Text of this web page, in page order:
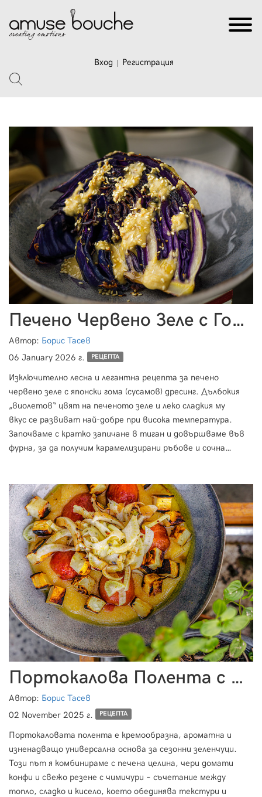
Вход Регистрация
Печено Червено Зеле с Гома Дресинг
Автор: Борис Тасев
06 January 2026 г.
РЕЦЕПТА
Изключително лесна и легантна рецепта за печено
червено зеле с японски гома (сусамов) дресинг. Дълбокия
„виолетов“ цвят на печеното зеле и леко сладкия му
вкус се развиват най-добре при висока температура.
Започваме с кратко запичане в тиган и довършваме във
фурна, за да получим карамелизирани ръбове и сочна
копринена текстура, достатъчно лек, за да поле
Портокалова Полента с Чери Домати Конфи
Автор: Борис Тасев
02 November 2025 г.
РЕЦЕПТА
Портокаловата полента е кремообразна, ароматна и
изненадващо универсална основа за сезонни зеленчуци.
Този път я комбинираме с печена целина, чери домати
конфи и свежо резене с чимичури – съчетание между
топло, сладко и кисело, което обединява текстури и